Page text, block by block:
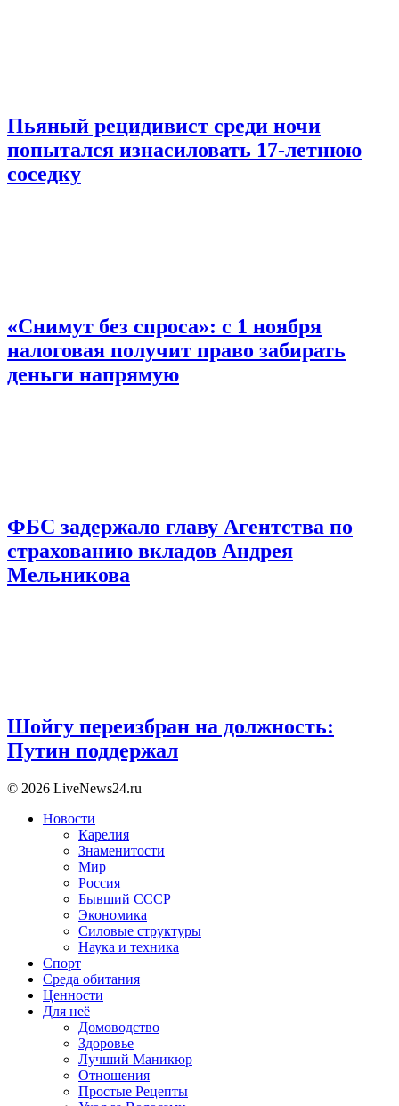
Пьяный рецидивист среди ночи
попытался изнасиловать 17-летнюю
соседку
«Снимут без спроса»: с 1 ноября
налоговая получит право забирать
деньги напрямую
ФБС задержало главу Агентства по
страхованию вкладов Андрея
Мельникова
Шойгу переизбран на должность:
Путин поддержал
© 2026 LiveNews24.ru
Новости
Карелия
Знаменитости
Мир
Россия
Бывший СССР
Экономика
Силовые структуры
Наука и техника
Спорт
Среда обитания
Ценности
Для неё
Домоводство
Здоровье
Лучший Маникюр
Отношения
Простые Рецепты